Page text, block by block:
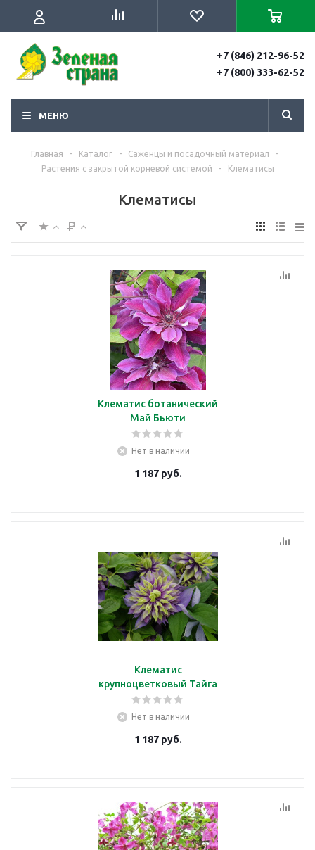
+7 (846) 212-96-52
+7 (800) 333-62-52
МЕНЮ
Главная - Каталог - Саженцы и посадочный материал
-
Растения с закрытой корневой системой
- Клематисы
Клематисы
Клематис ботанический
Май Бьюти
Нет в наличии
1 187руб.
Клематис
крупноцветковый Тайга
Нет в наличии
1 187руб.